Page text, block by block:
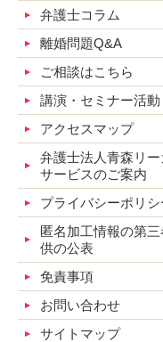
弁護士コラム
離婚問題Q&A
ご相談はこちら
講演・セミナー活動
アクセスマップ
弁護士法人青森リ
サービスのご案内
プライバシーポリシ
匿名加工情報の第三
供の公表
免責事項
お問い合わせ
サイトマップ